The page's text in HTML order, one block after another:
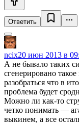
Ответить
ncix20 июн 2013 в
А не бывало таких
сгенерировано
разобраться что в
проблема будет
Можно ли как-то
четко понимать —
выкинем, а все